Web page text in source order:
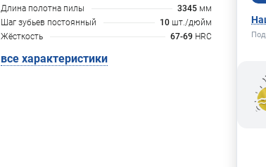
Длина полотна пилы
3345 мм
Шаг зубьев постоянный
10 шт./дюйм
Жёсткость
67-69 HRC
все характеристики